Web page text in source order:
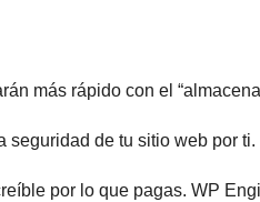
más rápido con el
seguridad de tu sitio web por ti.
por lo que pagas. WP